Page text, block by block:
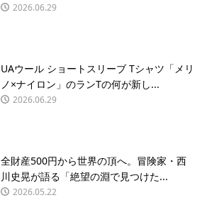
2026.06.29
UAウール ショートスリーブ Tシャツ「メリ
ノ×ナイロン」のランTの何が新し...
2026.06.29
全財産500円から世界の頂へ。冒険家・西
川史晃が語る「絶望の淵で見つけた...
2026.05.22